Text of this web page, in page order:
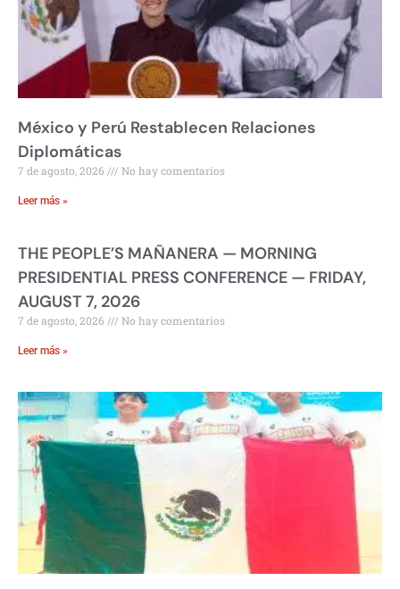
México y Perú Restablecen Relaciones
Diplomáticas
7 de agosto, 2026 No hay comentarios
Leer más »
THE PEOPLE’S MAÑANERA — MORNING
PRESIDENTIAL PRESS CONFERENCE — FRIDAY,
AUGUST 7, 2026
7 de agosto, 2026 No hay comentarios
Leer más »